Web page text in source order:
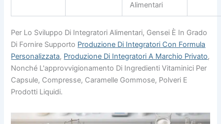
Alimentari
Per Lo Sviluppo Di Integratori Alimentari, Gensei È In Grado
Di Fornire Supporto Produzione Di Integratori Con Formula
Personalizzata, Produzione Di Integratori A Marchio Privato,
Nonché L'approvvigionamento Di Ingredienti Vitaminici Per
Capsule, Compresse, Caramelle Gommose, Polveri E
Prodotti Liquidi.